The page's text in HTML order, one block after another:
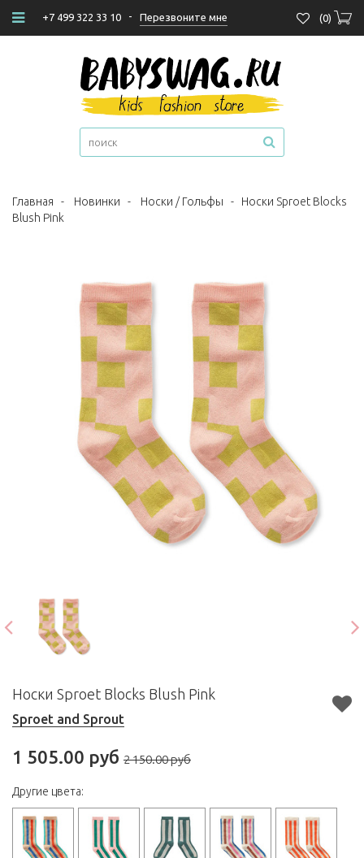
+7 499 322 33 10 - Перезвоните мне (0)
Главная - Новинки - Носки / Гольфы - Носки Sproet Blocks
Blush Pink
Носки Sproet Blocks Blush Pink
Sproet and Sprout
1 505.00 руб 2 150.00 руб
Другие цвета: